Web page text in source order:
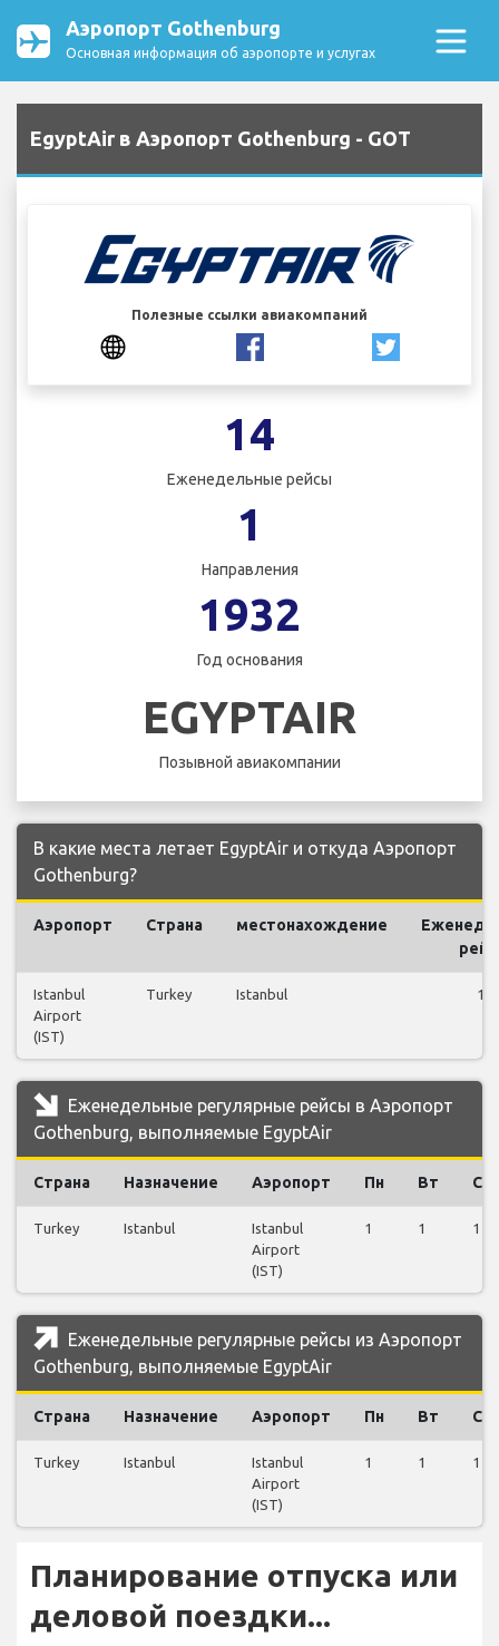
Аэропорт Gothenburg
Основная информация об аэропорте и услугах
EgyptAir в Аэропорт Gothenburg - GOT
Полезные ссылки авиакомпаний
14
Еженедельные рейсы
1
Направления
1932
Год основания
EGYPTAIR
Позывной авиакомпании
В какие места летает EgyptAir и откуда Аэропорт
Gothenburg?
Аэропорт Страна местонахождение
Istanbul
Airport
(IST)
Turkey Istanbul 14
Еженедельные регулярные рейсы в Аэропорт
Gothenburg, выполняемые EgyptAir
Страна Назначение Аэропорт Пн Вт Ср
Turkey Istanbul
Istanbul
Airport
(IST)
1 1 1
Еженедельные регулярные рейсы из Аэропорт
Gothenburg, выполняемые EgyptAir
Страна Назначение Аэропорт Пн Вт Ср
Turkey Istanbul
Istanbul
Airport
(IST)
1 1 1
Планирование отпуска или
деловой поездки...